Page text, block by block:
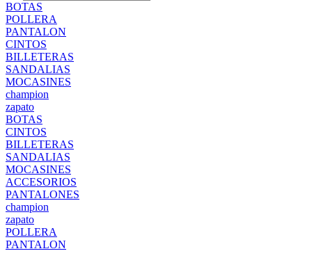
BOTAS
POLLERA
PANTALON
CINTOS
BILLETERAS
SANDALIAS
MOCASINES
champion
zapato
BOTAS
CINTOS
BILLETERAS
SANDALIAS
MOCASINES
ACCESORIOS
PANTALONES
champion
zapato
POLLERA
PANTALON